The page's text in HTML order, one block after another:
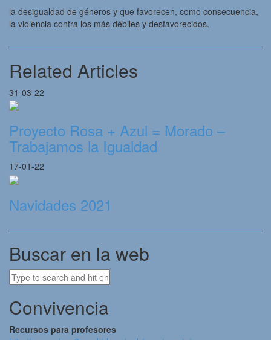
la desigualdad de géneros y que favorecen, como consecuencia,
la violencia contra los más débiles y desfavorecidos.
Related Articles
31-03-22
Proyecto Rosa + Azul = Morado –
Trabajamos la Igualdad
17-01-22
Navidades 2021
Buscar en la web
Convivencia
Recursos para profesores